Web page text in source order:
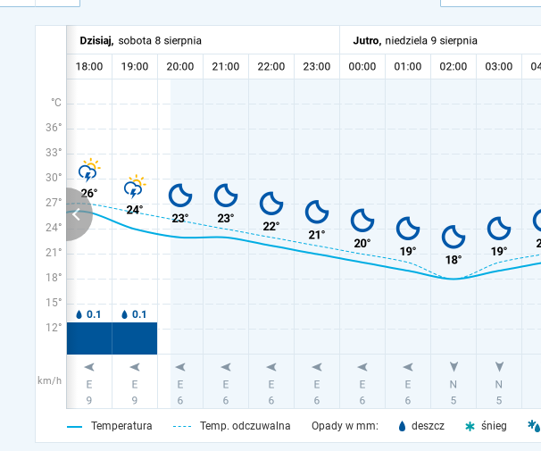
°C
36°
33°
30°
27°
24°
21°
18°
15°
12°
km/h
Temperatura Temp. odczuwalna Opady w mm: deszcz śnieg